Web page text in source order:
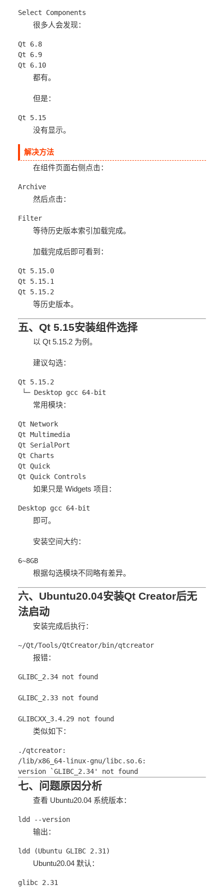
Select Components
很多人会发现：
Qt 6.8
Qt 6.9
Qt 6.10
都有。
但是：
Qt 5.15
没有显示。
解决方法
在组件页面右侧点击：
Archive
然后点击：
Filter
等待历史版本索引加载完成。
加载完成后即可看到：
Qt 5.15.0
Qt 5.15.1
Qt 5.15.2
等历史版本。
五、Qt 5.15安装组件选择
以 Qt 5.15.2 为例。
建议勾选：
Qt 5.15.2
└─ Desktop gcc 64-bit
常用模块：
Qt Network
Qt Multimedia
Qt SerialPort
Qt Charts
Qt Quick
Qt Quick Controls
如果只是 Widgets 项目：
Desktop gcc 64-bit
即可。
安装空间大约：
6~8GB
根据勾选模块不同略有差异。
六、Ubuntu20.04安装Qt Creator后无
法启动
安装完成后执行：
~/Qt/Tools/QtCreator/bin/qtcreator
报错：
GLIBC_2.34 not found
GLIBC_2.33 not found
GLIBCXX_3.4.29 not found
类似如下：
./qtcreator:
/lib/x86_64-linux-gnu/libc.so.6:
version `GLIBC_2.34' not found
七、问题原因分析
查看 Ubuntu20.04 系统版本：
ldd --version
输出：
ldd (Ubuntu GLIBC 2.31)
Ubuntu20.04 默认：
glibc 2.31